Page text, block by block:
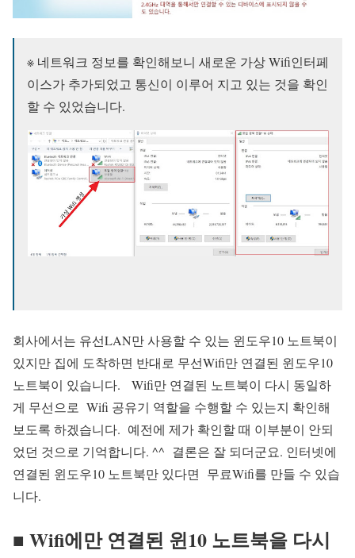
※ 네트워크 정보를 확인해보니 새로운 가상 Wifi인터페
이스가 추가되었고 통신이 이루어 지고 있는 것을 확인
할 수 있었습니다.
회사에서는 유선LAN만 사용할 수 있는 윈도우10 노트북이
있지만 집에 도착하면 반대로 무선Wifi만 연결된 윈도우10
노트북이 있습니다. Wifi만 연결된 노트북이 다시 동일하
게 무선으로 Wifi 공유기 역할을 수행할 수 있는지 확인해
보도록 하겠습니다. 예전에 제가 확인할 때 이부분이 안되
었던 것으로 기억합니다. ^^ 결론은 잘 되더군요. 인터넷에
연결된 윈도우10 노트북만 있다면 무료Wifi를 만들 수 있습
니다.
■ Wifi에만 연결된 윈10 노트북을 다시